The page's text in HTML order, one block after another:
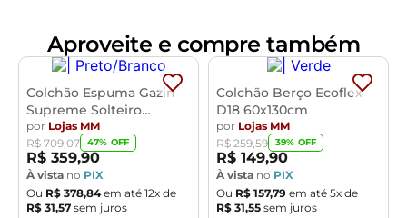
certificação INMETROoferecem aconfiança
que você busca, garantindo
noites tranquilas
para toda a família.
Manutenção e cuidados: Limpe a capa
impermeável com pano úmido e sabão neutro.
Areje o colchão regularmente, evite exposição
solar direta, gire-o a cada três meses e verifique
o desgaste.
Aproveite e compre também
Colchão Espuma Gazin
Supreme Solteiro
78x188x15cm
por Lojas MM
R$ 709,07 47% OFF
R$ 359,90
À vista no PIX
Ou R$ 378,84em até 12x de
R$ 31,57 sem juros
Colchão Berço Ecoflex
D18 60x130cm
por Lojas MM
R$ 259,59 39% OFF
R$ 149,90
À vista no PIX
Ou R$ 157,79 em até 5x de
R$ 31,55 sem juros